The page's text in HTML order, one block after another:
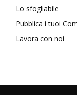
Lo sfogliabile
Pubblica i tuoi
Lavora con noi